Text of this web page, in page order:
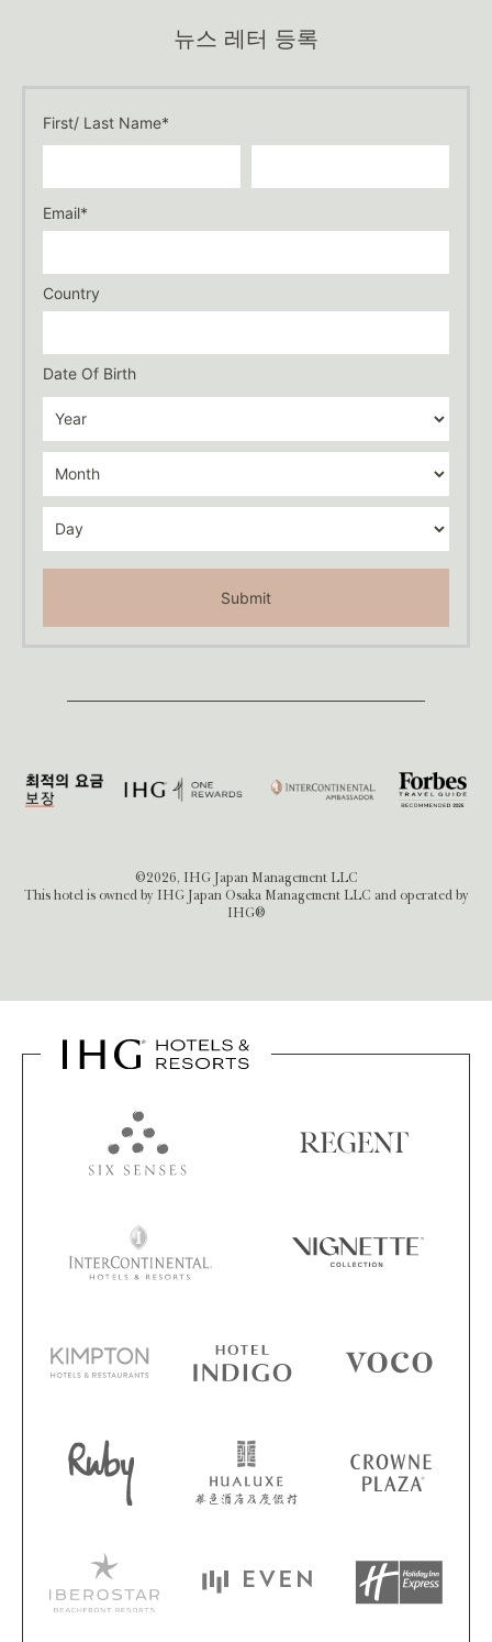
뉴스 레터 등록
First/ Last Name*
Email*
Country
Date Of Birth
Submit
©2026, IHG Japan Management LLC
This hotel is owned by IHG Japan Osaka Management LLC and operated by
IHG®